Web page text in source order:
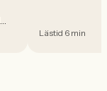
Lästid 6 min